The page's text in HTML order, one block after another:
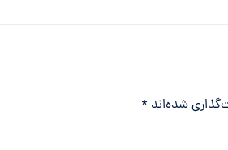
شده‌اند *